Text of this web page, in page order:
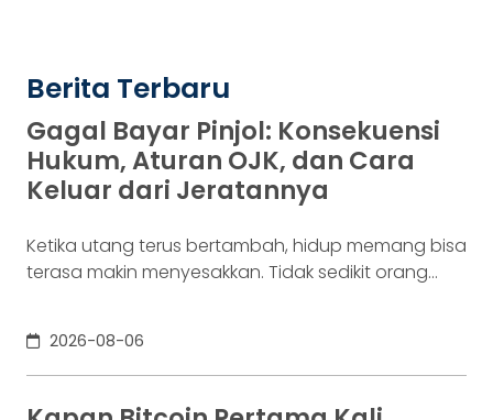
Berita Terbaru
Gagal Bayar Pinjol: Konsekuensi
Hukum, Aturan OJK, dan Cara
Keluar dari Jeratannya
Ketika utang terus bertambah, hidup memang bisa
terasa makin menyesakkan. Tidak sedikit orang
kondisi yang kita kenal sebagai gagal bayar. Ini
bukan masalah segelintir orang. Mengutip laporan
OJK dari dataindonesia.id, angka kredit macet di
2026-08-06